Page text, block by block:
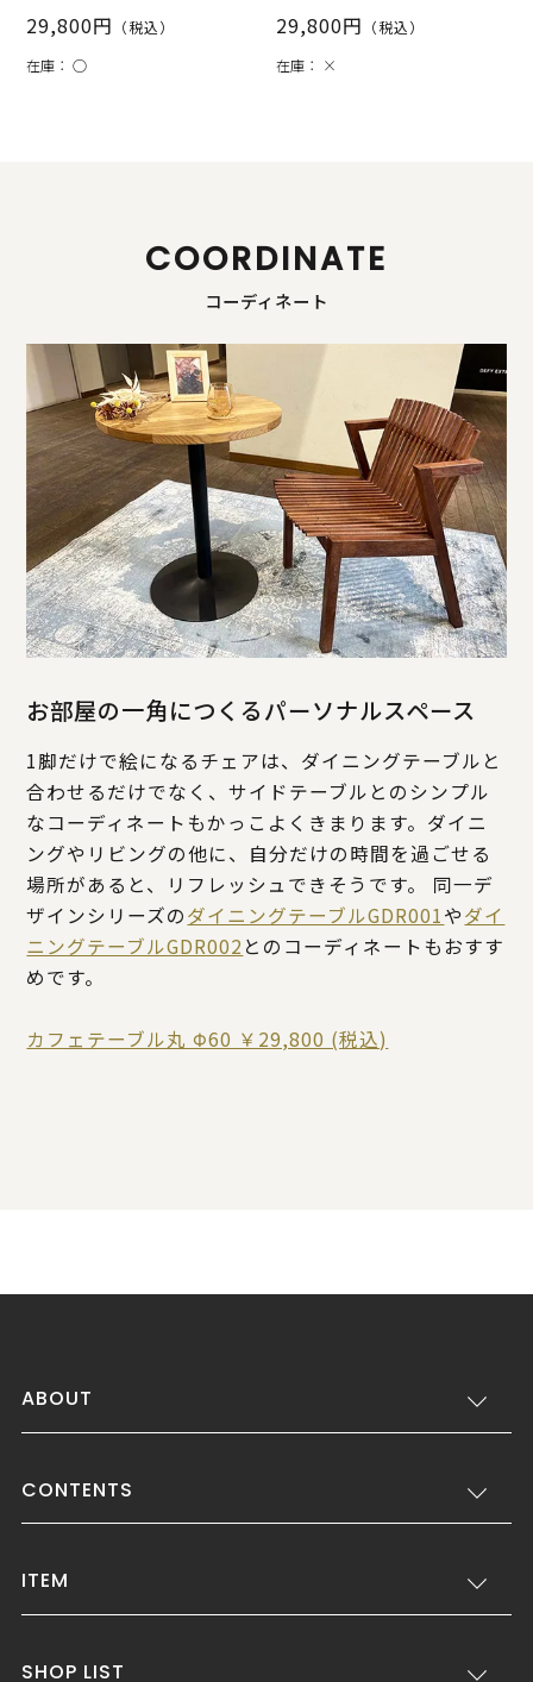
29,800円 （税込）
在庫：○
29,800円 （税込）
在庫： ×
COORDINATE
コーディネート
お部屋の一角につくるパーソナルスペース
1脚だけで絵になるチェアは、ダイニングテーブルと
合わせるだけでなく、サイドテーブルとのシンプル
なコーディネートもかっこよくきまります。ダイニ
ングやリビングの他に、自分だけの時間を過ごせる
場所があると、リフレッシュできそうです。 同一デ
ザインシリーズのダイニングテーブルGDR001やダイ
ニングテーブルGDR002 とのコーディネートもおすす
めです。
カフェテーブル丸 Φ60 ￥29,800 (税込)
ABOUT
CONTENTS
ITEM
SHOP LIST